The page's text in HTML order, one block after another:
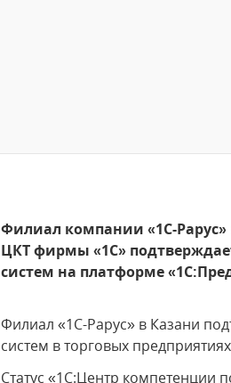
Филиал компании «1C-Рарус»
ЦКТ фирмы «1С»
систем на платформе
Филиал «1С-Рарус» в Казани
систем в торговых
Статус «1С:Центр компетенции